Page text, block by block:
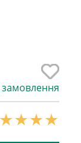
замовлення